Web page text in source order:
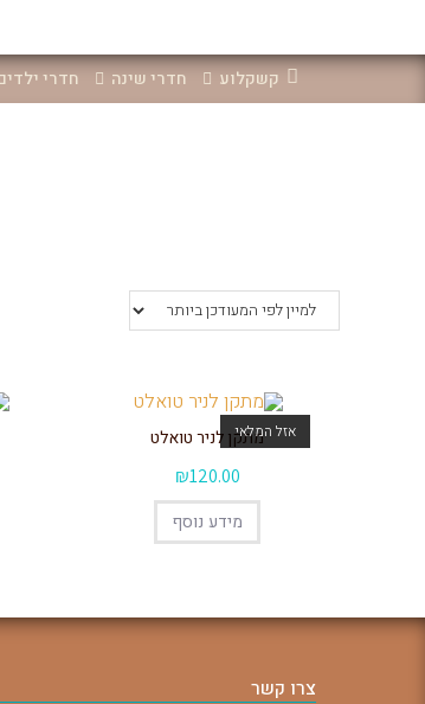
קשקלוע חדרי שינה חדרי
אזל המלאימתקן לניר טואלט
₪120.00
מידע נוסף
צרו קשר